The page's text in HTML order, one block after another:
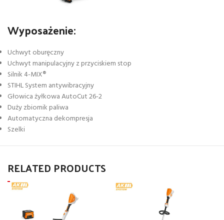
Wyposażenie:
Uchwyt oburęczny
Uchwyt manipulacyjny z przyciskiem stop
Silnik 4-MIX®
STIHL System antywibracyjny
Głowica żyłkowa AutoCut 26-2
Duży zbiornik paliwa
Automatyczna dekompresja
Szelki
RELATED PRODUCTS